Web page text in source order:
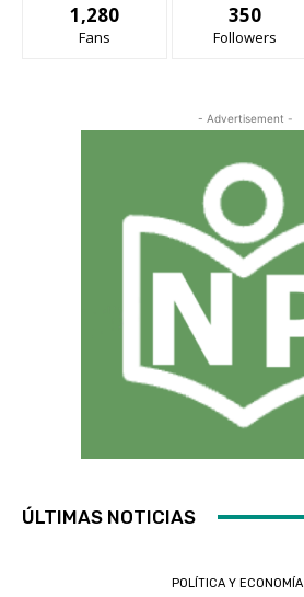
1,280
Fans
350
Followers
- Advertisement -
ÚLTIMAS NOTICIAS
POLÍTICA Y ECONOMÍA